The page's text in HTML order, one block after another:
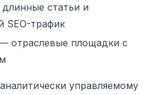
статьи и
SEO-трафик
отраслевые площадки с
управляемому